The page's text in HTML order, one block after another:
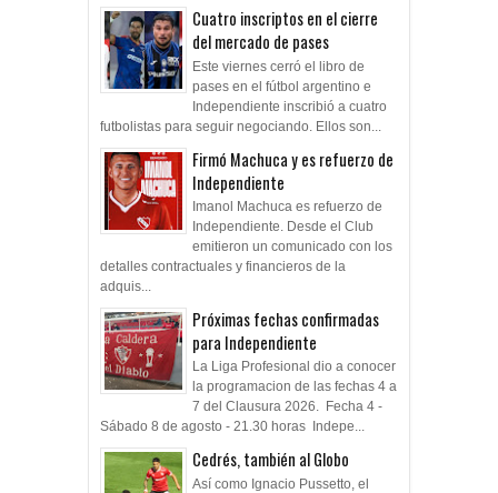
Cuatro inscriptos en el cierre
del mercado de pases
Este viernes cerró el libro de
pases en el fútbol argentino e
Independiente inscribió a cuatro
futbolistas para seguir negociando. Ellos son...
Firmó Machuca y es refuerzo de
Independiente
Imanol Machuca es refuerzo de
Independiente. Desde el Club
emitieron un comunicado con los
detalles contractuales y financieros de la
adquis...
Próximas fechas confirmadas
para Independiente
La Liga Profesional dio a conocer
la programacion de las fechas 4 a
7 del Clausura 2026. Fecha 4 -
Sábado 8 de agosto - 21.30 horas Indepe...
Cedrés, también al Globo
Así como Ignacio Pussetto, el